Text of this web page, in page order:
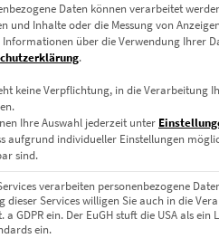
auf Keilrahmen, Acrylglas
45 x 30 cm, 60 x 40 cm, 75 x 50
Daten können verarbeitet
und Inhalte oder die Messung von
Informationen über die Verwendung Ihrer
.
keine Verpflichtung, in die Verarbeitung
Ihre Auswahl jederzeit unter
aufgrund individueller Einstellungen
sind.
verarbeiten personenbezogene
dieser Services willigen Sie auch in die
a GDPR ein. Der EuGH stuft die USA als
ein.